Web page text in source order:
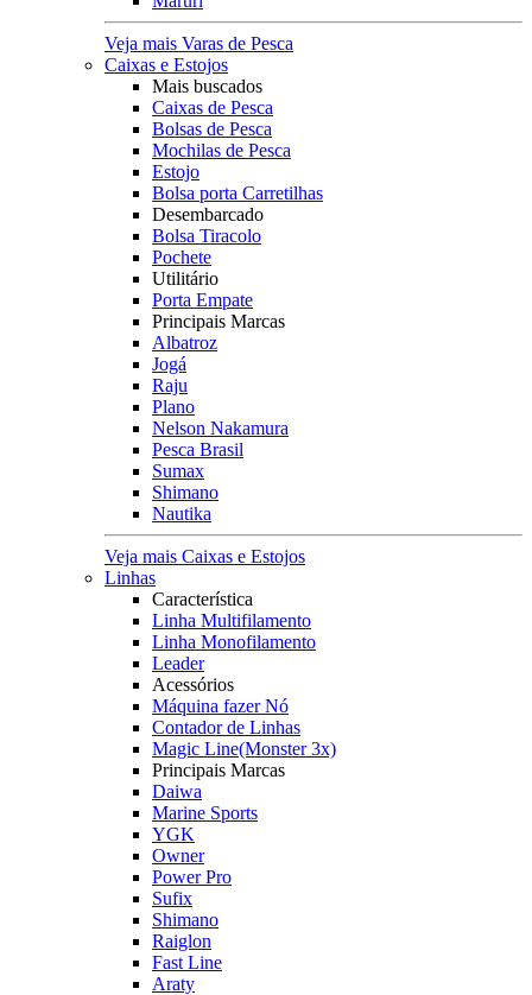
Veja mais Varas de Pesca
Caixas e Estojos
Mais buscados
Caixas de Pesca
Bolsas de Pesca
Mochilas de Pesca
Estojo
Bolsa porta Carretilhas
Desembarcado
Bolsa Tiracolo
Pochete
Utilitário
Porta Empate
Principais Marcas
Albatroz
Jogá
Raju
Plano
Nelson Nakamura
Pesca Brasil
Sumax
Shimano
Nautika
Veja mais Caixas e Estojos
Linhas
Característica
Linha Multifilamento
Linha Monofilamento
Leader
Acessórios
Máquina fazer Nó
Contador de Linhas
Magic Line(Monster 3x)
Principais Marcas
Daiwa
Marine Sports
YGK
Owner
Power Pro
Sufix
Shimano
Raiglon
Fast Line
Araty